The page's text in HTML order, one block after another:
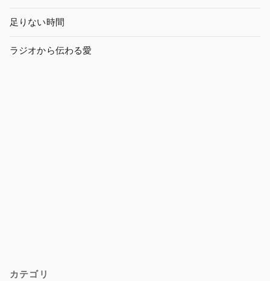
足りない時間
ラジオから伝わる愛
カテゴリ